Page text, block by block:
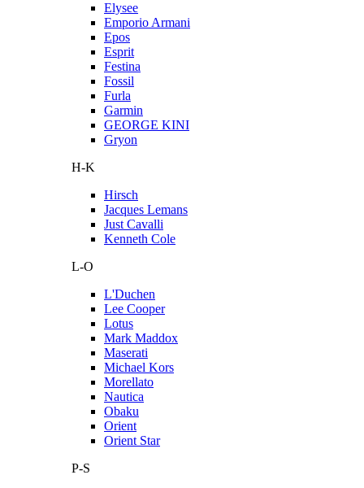
Elysee
Emporio Armani
Epos
Esprit
Festina
Fossil
Furla
Garmin
GEORGE KINI
Gryon
H-K
Hirsch
Jacques Lemans
Just Cavalli
Kenneth Cole
L-O
L'Duchen
Lee Cooper
Lotus
Mark Maddox
Maserati
Michael Kors
Morellato
Nautica
Obaku
Orient
Orient Star
P-S